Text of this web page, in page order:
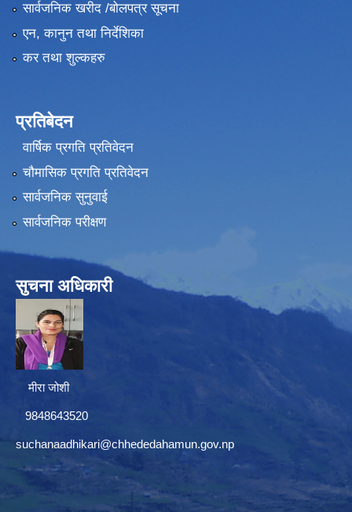
सार्वजनिक खरीद /बोलपत्र सूचना
एन, कानुन तथा निर्देशिका
कर तथा शुल्कहरु
प्रतिबेदन
वार्षिक प्रगति प्रतिवेदन
चौमासिक प्रगति प्रतिवेदन
सार्वजनिक सुनुवाई
सार्वजनिक परीक्षण
सुचना अधिकारी
मीरा जोशी
9848643520
suchanaadhikari@chhededahamun.gov.np